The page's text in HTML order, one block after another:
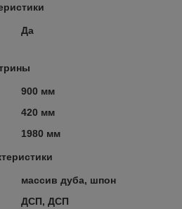
Да
900 мм
420 мм
1980 мм
массив дуба, шпон
ДСП, ДСП